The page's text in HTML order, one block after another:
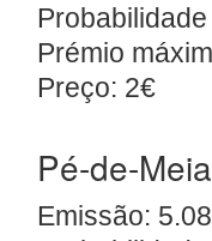
Prémio
Preço: 2€
Pé-de-Meia
Emissão: